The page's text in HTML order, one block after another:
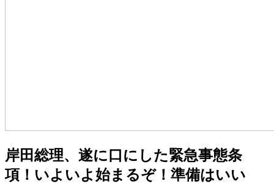
岸田総理、遂に口にした緊急事態条
項！いよいよ始まるぞ！準備はいい